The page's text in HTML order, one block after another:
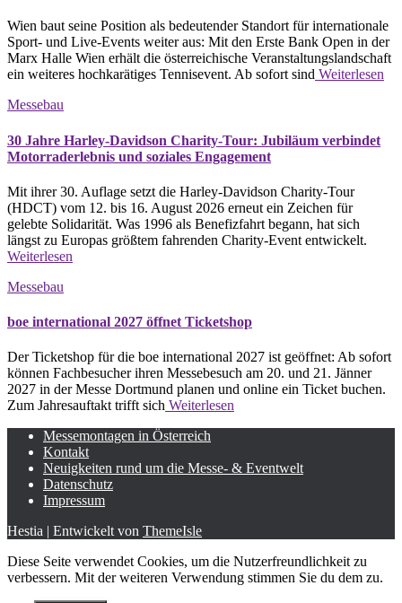
Wien baut seine Position als bedeutender Standort für internationale
Sport- und Live-Events weiter aus: Mit den Erste Bank Open in der
Marx Halle Wien erhält die österreichische Veranstaltungslandschaft
ein weiteres hochkarätiges Tennisevent. Ab sofort sind Weiterlesen
Messebau
30 Jahre Harley-Davidson Charity-Tour: Jubiläum verbindet
Motorraderlebnis und soziales Engagement
Mit ihrer 30. Auflage setzt die Harley-Davidson Charity-Tour
(HDCT) vom 12. bis 16. August 2026 erneut ein Zeichen für
gelebte Solidarität. Was 1996 als Benefizfahrt begann, hat sich
längst zu Europas größtem fahrenden Charity-Event entwickelt.
Weiterlesen
Messebau
boe international 2027 öffnet Ticketshop
Der Ticketshop für die boe international 2027 ist geöffnet: Ab sofort
können Fachbesucher ihren Messebesuch am 20. und 21. Jänner
2027 in der Messe Dortmund planen und online ein Ticket buchen.
Zum Jahresauftakt trifft sich Weiterlesen
Messemontagen in Österreich
Kontakt
Neuigkeiten rund um die Messe- & Eventwelt
Datenschutz
Impressum
Hestia | Entwickelt von ThemeIsle
Diese Seite verwendet Cookies, um die Nutzerfreundlichkeit zu
verbessern. Mit der weiteren Verwendung stimmen Sie du dem zu.